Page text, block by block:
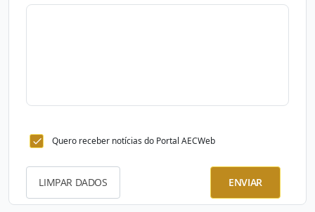
Quero receber notícias do Portal AECWeb
LIMPAR DADOS ENVIAR